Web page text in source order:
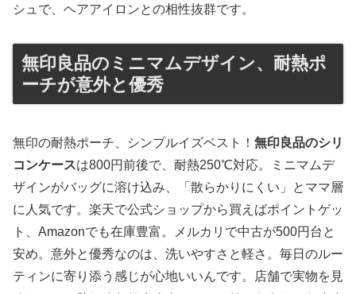
シュで、ヘアアイロンとの相性抜群です。
無印良品のミニマムデザイン、耐熱ポ
ーチが意外と優秀
無印の耐熱ポーチ、シンプルイズベスト！ 無印良品のシリ
コンケースは800円前後で、耐熱250℃対応。ミニマムデ
ザインがバッグに溶け込み、「散らかりにくい」とママ層
に人気です。楽天で公式ショップから買えばポイントゲッ
ト、Amazonでも在庫豊富。メルカリで中古が500円台と
安め。意外と優秀なのは、洗いやすさと軽さ。毎日のルー
ティンに寄り添う感じが心地いいんです。店舗で実物を見